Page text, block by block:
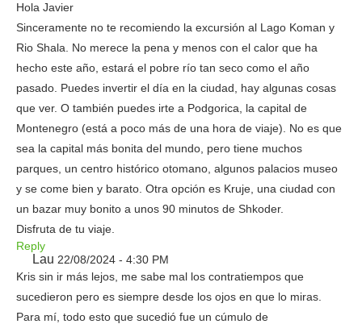
Hola Javier
Sinceramente no te recomiendo la excursión al Lago Koman y
Rio Shala. No merece la pena y menos con el calor que ha
hecho este año, estará el pobre río tan seco como el año
pasado. Puedes invertir el día en la ciudad, hay algunas cosas
que ver. O también puedes irte a Podgorica, la capital de
Montenegro (está a poco más de una hora de viaje). No es que
sea la capital más bonita del mundo, pero tiene muchos
parques, un centro histórico otomano, algunos palacios museo
y se come bien y barato. Otra opción es Kruje, una ciudad con
un bazar muy bonito a unos 90 minutos de Shkoder.
Disfruta de tu viaje.
Reply
Lau 22/08/2024 - 4:30 PM
Kris sin ir más lejos, me sabe mal los contratiempos que
sucedieron pero es siempre desde los ojos en que lo miras.
Para mí, todo esto que sucedió fue un cúmulo de